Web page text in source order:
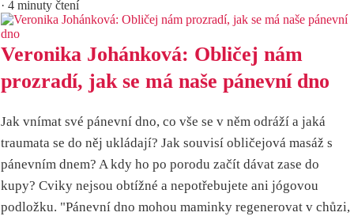
· 4 minuty čtení
Veronika Johánková: Obličej nám
prozradí, jak se má naše pánevní dno
Jak vnímat své pánevní dno, co vše se v něm odráží a jaká
traumata se do něj ukládají? Jak souvisí obličejová masáž s
pánevním dnem? A kdy ho po porodu začít dávat zase do
kupy? Cviky nejsou obtížné a nepotřebujete ani jógovou
podložku. "Pánevní dno mohou maminky regenerovat v chůzi,